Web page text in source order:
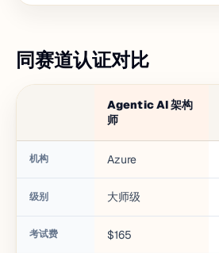
同赛道认证对比
Agentic AI 架构
师
机构 Azure
级别 大师级
考试费 $165